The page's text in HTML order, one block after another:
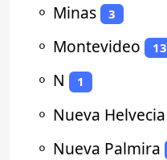
⚬ Minas 3
⚬ Montevideo 13
⚬ N 1
⚬ Nueva Helvecia
⚬ Nueva Palmira